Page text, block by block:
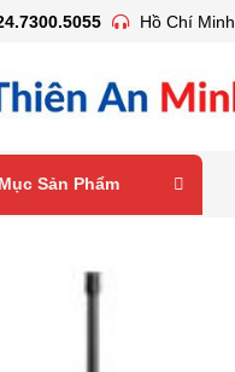
Hồ Chí Minh
Sản Phẩm